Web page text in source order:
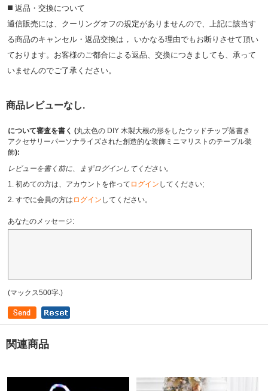
◼️ 返品・交換について
通信販売には、クーリングオフの規定がありませんので、上記に該当す
る商品のキャンセル・返品交換は， いかなる理由でもお断りさせて頂い
ております。お客様のご都合による返品、交換につきましても、承って
いませんのでご了承ください。
商品レビューなし.
について審査を書く (丸太色の DIY 木製大根の形をしたウッドチップ落書き
アクセサリーパーソナライズされた創造的な装飾ミニマリストのテーブル装
飾):
レビューを書く前に、まずログインしてください。
1. 初めての方は、アカウントを作って ログイン してください;
2. すでに会員の方は ログイン してください。
あなたのメッセージ:
(マックス500字.)
関連商品